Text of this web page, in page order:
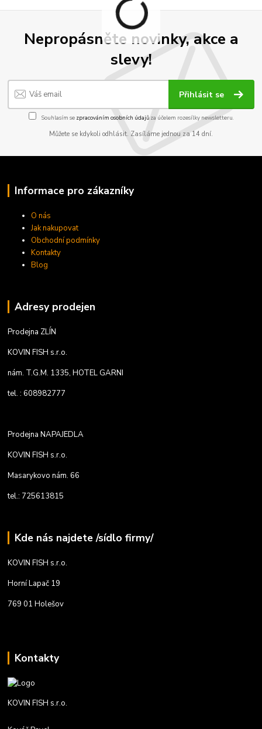
Nepropásněte novinky, akce a
slevy!
Přihlásit se
Souhlasím se zpracováním osobních údajůza účelem rozesílky newsletteru.
Můžete se kdykoli odhlásit. Zasíláme jednou za 14 dní.
Informace pro zákazníky
O nás
Jak nakupovat
Obchodní podmínky
Kontakty
Blog
Adresy prodejen
Prodejna ZLÍN
KOVIN FISH s.r.o.
nám. T.G.M. 1335, HOTEL GARNI
tel. : 608982777
Prodejna NAPAJEDLA
KOVIN FISH s.r.o.
Masarykovo nám. 66
tel.: 725613815
Kde nás najdete /sídlo firmy/
KOVIN FISH s.r.o.
Horní Lapač 19
769 01 Holešov
Kontakty
KOVIN FISH s.r.o.